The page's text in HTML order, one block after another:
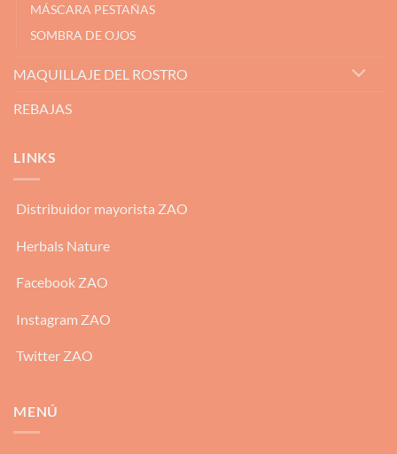
MÁSCARA PESTAÑAS
SOMBRA DE OJOS
MAQUILLAJE DEL ROSTRO
REBAJAS
LINKS
Distribuidor mayorista ZAO
Herbals Nature
Facebook ZAO
Instagram ZAO
Twitter ZAO
MENÚ